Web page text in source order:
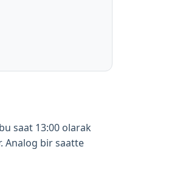
saat 13:00 olarak
Analog bir saatte